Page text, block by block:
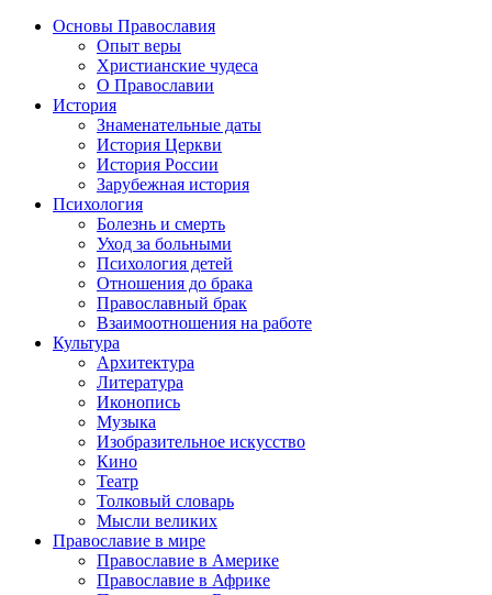
Основы Православия
Опыт веры
Христианские чудеса
О Православии
История
Знаменательные даты
История Церкви
История России
Зарубежная история
Психология
Болезнь и смерть
Уход за больными
Психология детей
Отношения до брака
Православный брак
Взаимоотношения на работе
Культура
Архитектура
Литература
Иконопись
Музыка
Изобразительное искусство
Кино
Театр
Толковый словарь
Мысли великих
Православие в мире
Православие в Америке
Православие в Африке